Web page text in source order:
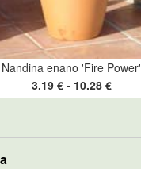
Nandina enano 'Fire Power'
3.19 € - 10.28 €